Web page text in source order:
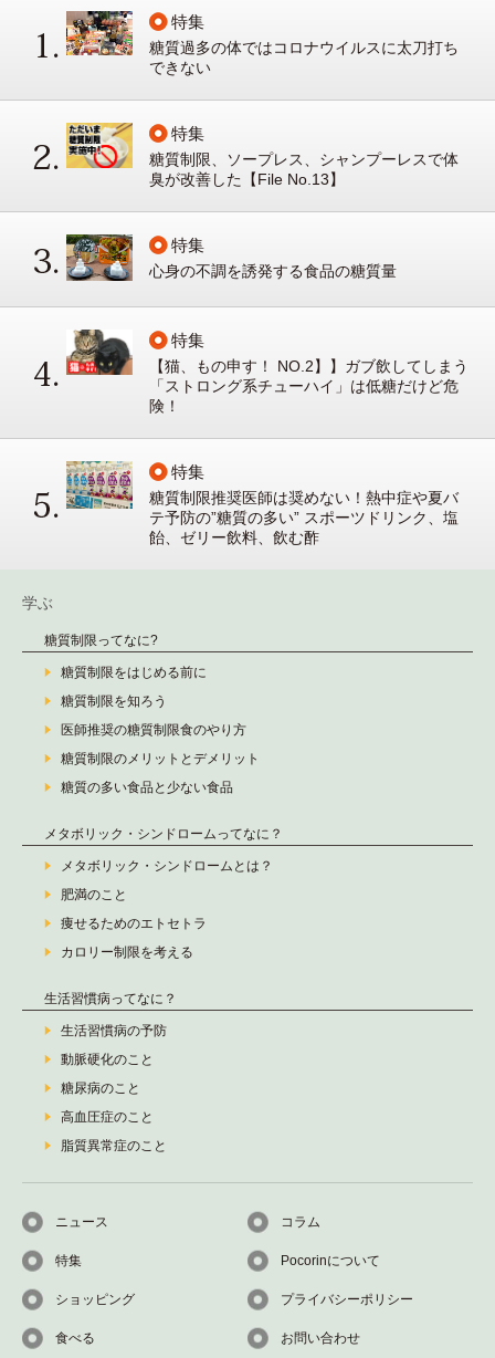
特集
糖質過多の体ではコロナウイルスに太刀打ち
できない
特集
糖質制限、ソープレス、シャンプーレスで体
臭が改善した【File No.13】
特集
心身の不調を誘発する食品の糖質量
特集
【猫、もの申す！ NO.2】】ガブ飲してしまう
「ストロング系チューハイ」は低糖だけど危
険！
特集
糖質制限推奨医師は奨めない！熱中症や夏バ
テ予防の”糖質の多い” スポーツドリンク、塩
飴、ゼリー飲料、飲む酢
学ぶ
糖質制限ってなに?
糖質制限をはじめる前に
糖質制限を知ろう
医師推奨の糖質制限食のやり方
糖質制限のメリットとデメリット
糖質の多い食品と少ない食品
メタボリック・シンドロームってなに？
メタボリック・シンドロームとは？
肥満のこと
痩せるためのエトセトラ
カロリー制限を考える
生活習慣病ってなに？
生活習慣病の予防
動脈硬化のこと
糖尿病のこと
高血圧症のこと
脂質異常症のこと
ニュース
特集
ショッピング
食べる
コラム
Pocorinについて
プライバシーポリシー
お問い合わせ